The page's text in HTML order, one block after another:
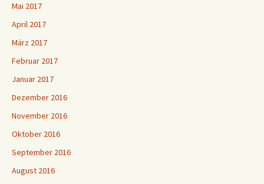
Mai 2017
April 2017
März 2017
Februar 2017
Januar 2017
Dezember 2016
November 2016
Oktober 2016
September 2016
August 2016